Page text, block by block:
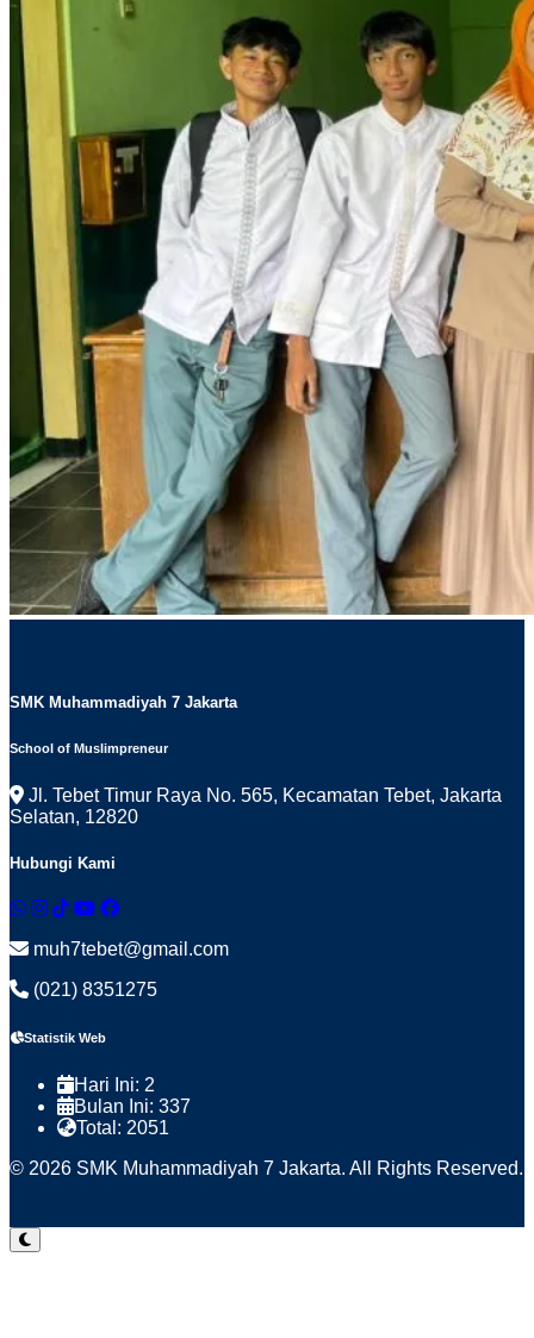
SMK Muhammadiyah 7 Jakarta
School of Muslimpreneur
Jl. Tebet Timur Raya No. 565, Kecamatan Tebet, Jakarta
Selatan, 12820
Hubungi Kami
muh7tebet@gmail.com
(021) 8351275
Statistik Web
Hari Ini: 2
Bulan Ini: 337
Total: 2051
© 2026 SMK Muhammadiyah 7 Jakarta. All Rights Reserved.